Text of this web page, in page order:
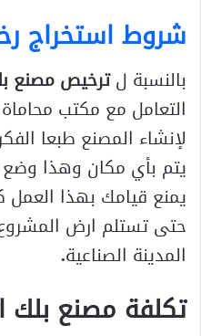
شروط استخراج
بالنسبة لترخيص مصنع
التعامل مع مكتب
لإنشاء المصنع طبعا
يتم بأي مكان وهذا
يمنع قيامك بهذا
حتى تستلم ارض
المدينة الصناعية.
تكلفة مصنع بلك